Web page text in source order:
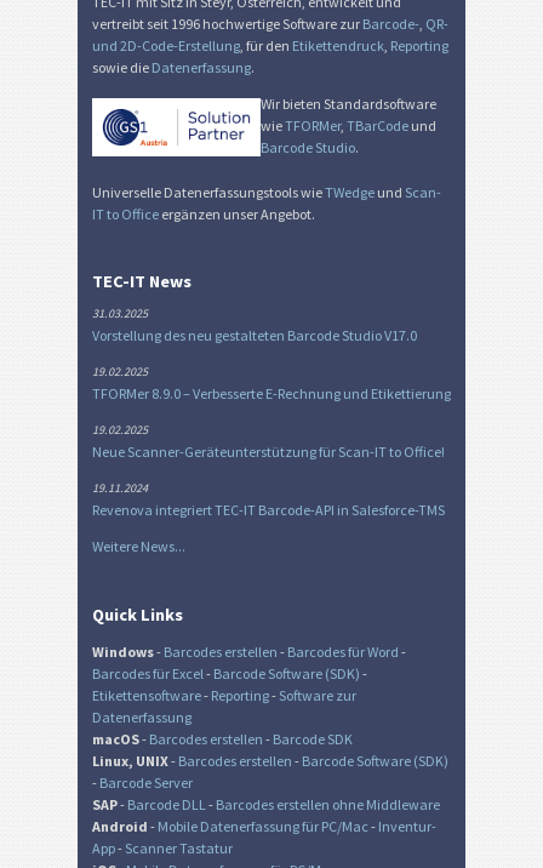
vertreibt seit 1996 hochwertige Software zur Barcode- QR-
und 2D-Code-Erstellung , für den Etikettendruck Reporting
sowie die Datenerfassung.
Wir bieten Standardsoftware
wieTFORMer,TBarCode und
Barcode Studio.
Universelle Datenerfassungstools wieTWedge und Scan-
IT to Office ergänzen unser Angebot.
TEC-IT News
31.03.2025
Vorstellung des neu gestalteten Barcode Studio V17.0
19.02.2025
TFORMer 8.9.0 – Verbesserte E-Rechnung und Etikettierung
19.02.2025
Neue Scanner-Geräteunterstützung für Scan-IT to Office!
19.11.2024
Revenova integriert TEC-IT Barcode-API in Salesforce-TMS
Weitere News...
Quick Links
Windows- Barcodes erstellen - Barcodes für Word -
Barcodes für Excel - Barcode Software (SDK) -
Etikettensoftware- Reporting- Software zur
Datenerfassung
macOS- Barcodes erstellen - Barcode SDK
Linux, UNIX- Barcodes erstellen - Barcode Software (SDK)
- Barcode Server
SAP- Barcode DLL - Barcodes erstellen ohne Middleware
Android - Mobile Datenerfassung für PC/Mac - Inventur-
App- Scanner Tastatur